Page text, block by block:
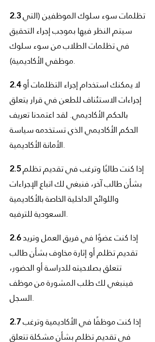
2.3تظلمات سوء سلوك الموظفين (التي
سيتم النظر فيها بموجب إجراء التحقيق
في تظلمات الطلاب من سوء سلوك
موظفي الأكاديمية).
2.4لا يمكنك استخدام إجراء التظلمات أو
إجراءات الاستئناف للطعن في قرار يتعلق
بالحكم الأكاديمي. لقد اعتمدنا تعريف
الحكم الأكاديمي الذي تستخدمه سياسة
الأمانة الأكاديمية.
2.5إذا كنت طالبًا وترغب في تقديم تظلم
بشأن طالب آخر، فنبغي لك اتباع الإجراءات
واللوائح الداخلية الخاصة بالأكاديمية
السعودية للترفيه.
2.6إذا كنت عضوًا في فريق العمل وتريد
تقديم تظلم أو إثارة مخاوف بشأن طالب
تتعلق بصلاحيته للدراسة أو الحضور،
فينبغي لك طلب المشورة من موظف
السجل.
2.7إذا كنت موظفًا في الأكاديمية وترغب
في تقديم تظلم بشأن مشكلة تتعلق